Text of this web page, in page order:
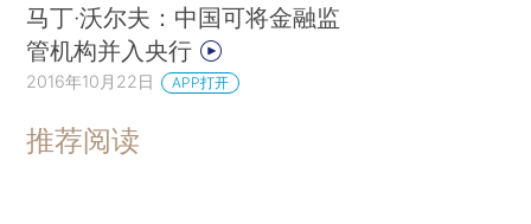
马丁·沃尔夫：中国可将金融监
管机构并入央行
2016年10月22日 APP打开
推荐阅读